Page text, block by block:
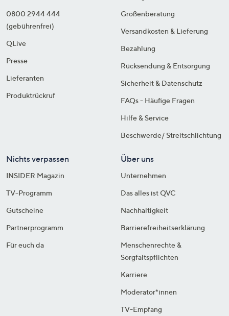
0800 2944 444
(gebührenfrei)
QLive
Presse
Lieferanten
Produktrückruf
Größenberatung
Versandkosten & Lieferung
Bezahlung
Rücksendung & Entsorgung
Sicherheit & Datenschutz
FAQs - Häufige Fragen
Hilfe & Service
Beschwerde/ Streitschlichtung
Nichts verpassen
INSIDER Magazin
TV-Programm
Gutscheine
Partnerprogramm
Für euch da
Über uns
Unternehmen
Das alles ist QVC
Nachhaltigkeit
Barrierefreiheitserklärung
Menschenrechte &
Sorgfaltspflichten
Karriere
Moderator*innen
TV-Empfang